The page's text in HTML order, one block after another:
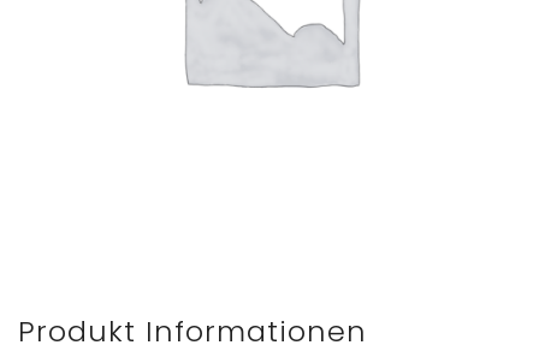
Produkt Informationen